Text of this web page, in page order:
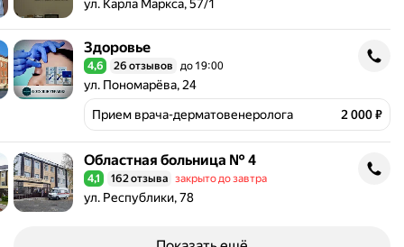
ул. Карла Маркса, 57/1
Здоровье Здоровье
Рейтинг 4,6 из 5
4,6 26 отзывов до 19:00
Адрес: ул. Пономарёва, 24 .
ул. Пономарёва, 24
Прием врача-дерматовенеролога 2 000 ₽
Областная больница № 4Областная больница № 4
Рейтинг 4,1 из 5
4,1 162 отзыва закрыто до завтра
Адрес: ул. Республики, 78 .
ул. Республики, 78